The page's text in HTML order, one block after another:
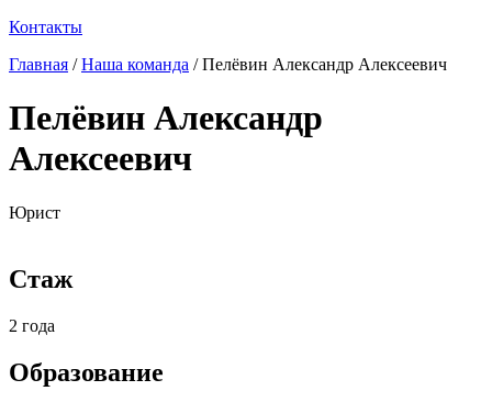
Контакты
Главная /Наша команда /Пелёвин Александр Алексеевич
Пелёвин Александр
Алексеевич
Юрист
Стаж
2 года
Образование